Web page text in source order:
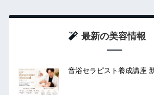
最新の美容情報
音浴セラピスト養成講座